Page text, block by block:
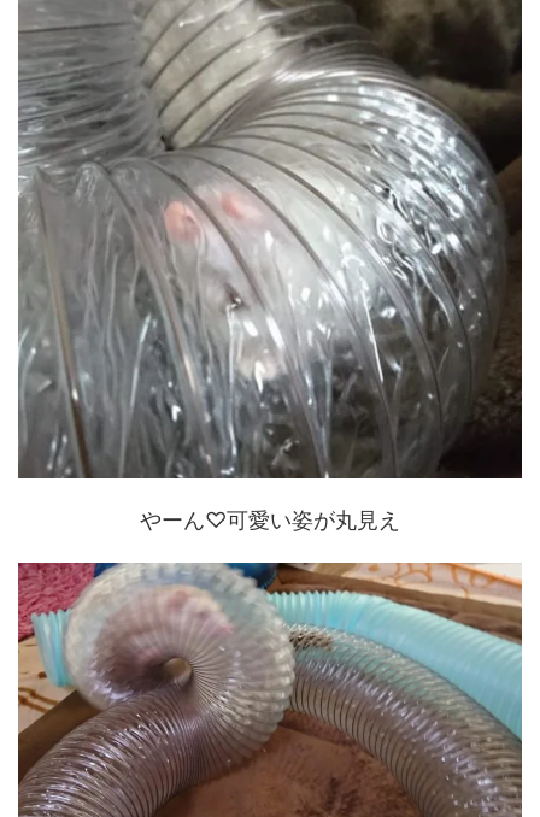
やーん♡可愛い姿が丸見え